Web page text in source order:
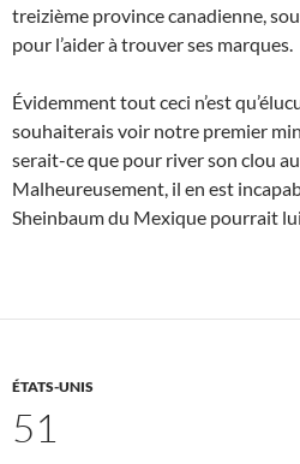
treizième province canadienne,
pour l’aider à trouver ses marques.
Évidemment tout ceci n’est
souhaiterais voir notre premier
serait-ce que pour river son clou
Malheureusement, il en est
Sheinbaum du Mexique pourrait
ÉTATS-UNIS
51